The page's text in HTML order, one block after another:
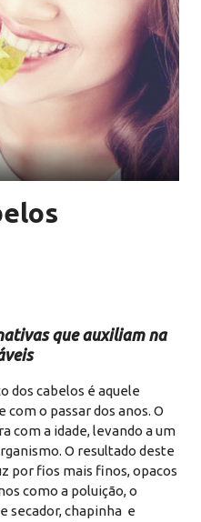
que auxiliam na
dos cabelos é aquele
o passar dos anos. O
com a idade, levando a um
O resultado deste
por fios mais finos, opacos
como a poluição, o
secador, chapinha e